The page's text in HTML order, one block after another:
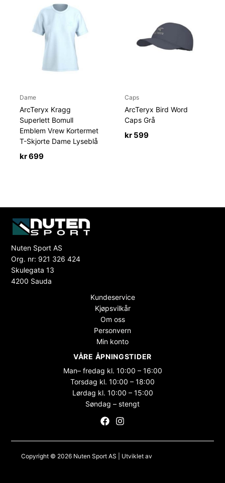
Dame
ArcTeryx Kragg
Superlett Bomull
Emblem Vrew Kortermet
T-Skjorte Dame Lyseblå
kr699
Caps
ArcTeryx Bird Word
Caps Grå
kr 599
Nuten Sport AS
Org. nr: 921 326 424
Skulegata 13
4200 Sauda
Kundeservice
Kjøpsvilkår
Om oss
Personvern
Min konto
VÅRE ÅPNINGSTIDER
Man– fredag kl. 10:00 – 16:00
Torsdag kl. 10:00 – 18:00
Lørdag kl. 10:00 – 15:00
Søndag – stengt
Copyright © 2026 Nuten Sport AS | Utviklet av